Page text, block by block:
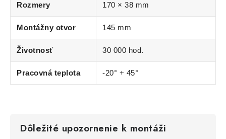
Rozmery 170 × 38 mm
Montážny otvor 145 mm
Životnosť 30 000 hod.
Pracovná teplota -20° + 45°
Dôležité upozornenie k montáži